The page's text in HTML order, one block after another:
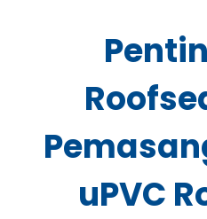
uPVC